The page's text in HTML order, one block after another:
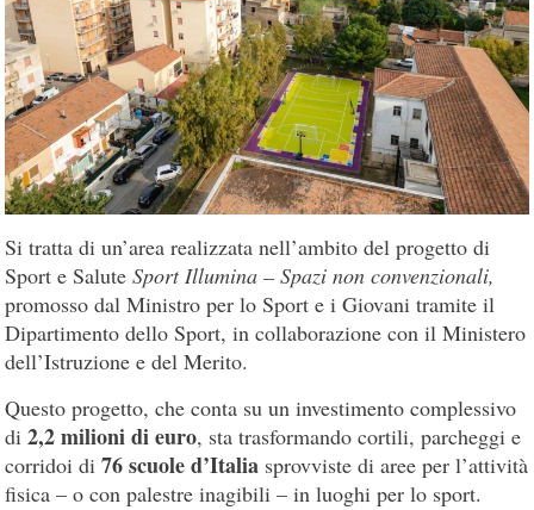
Si tratta di un’area realizzata nell’ambito del progetto di
Sport e SaluteSport Illumina – Spazi non convenzionali,
promosso dal Ministro per lo Sport e i Giovani tramite il
Dipartimento dello Sport, in collaborazione con il Ministero
dell’Istruzione e del Merito.
Questo progetto, che conta su un investimento complessivo
di2,2 milioni di euro, sta trasformando cortili, parcheggi e
corridoi di76 scuole d’Italia sprovviste di aree per l’attività
fisica – o con palestre inagibili – in luoghi per lo sport.